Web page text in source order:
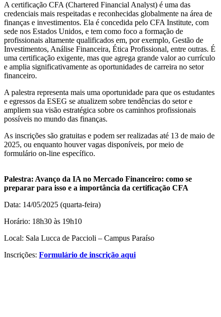
A certificação CFA (Chartered Financial Analyst) é uma das
credenciais mais respeitadas e reconhecidas globalmente na área de
finanças e investimentos. Ela é concedida pelo CFA Institute, com
sede nos Estados Unidos, e tem como foco a formação de
profissionais altamente qualificados em, por exemplo, Gestão de
Investimentos, Análise Financeira, Ética Profissional, entre outras. É
uma certificação exigente, mas que agrega grande valor ao currículo
e amplia significativamente as oportunidades de carreira no setor
financeiro.
A palestra representa mais uma oportunidade para que os estudantes
e egressos da ESEG se atualizem sobre tendências do setor e
ampliem sua visão estratégica sobre os caminhos profissionais
possíveis no mundo das finanças.
As inscrições são gratuitas e podem ser realizadas até 13 de maio de
2025, ou enquanto houver vagas disponíveis, por meio de
formulário on-line específico.
Palestra: Avanço da IA no Mercado Financeiro: como se
preparar para isso e a importância da certificação CFA
Data: 14/05/2025 (quarta-feira)
Horário: 18h30 às 19h10
Local: Sala Lucca de Paccioli – Campus Paraíso
Inscrições: Formulário de inscrição aqui